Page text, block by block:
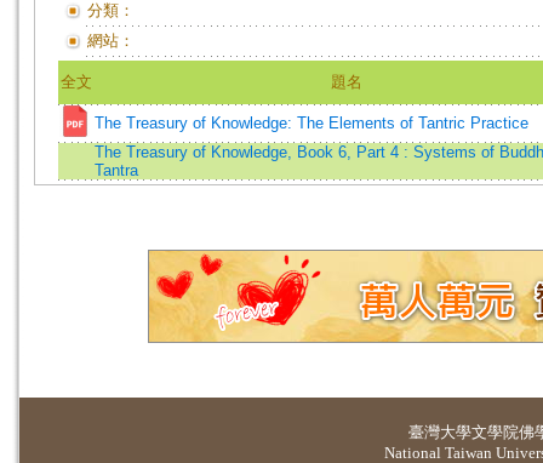
分類：
網站：
全文 題名
The Treasury of Knowledge: The Elements of Tantric Practice
The Treasury of Knowledge, Book 6, Part 4 : Systems of
Tantra
臺灣大學文學院佛
National Taiwan